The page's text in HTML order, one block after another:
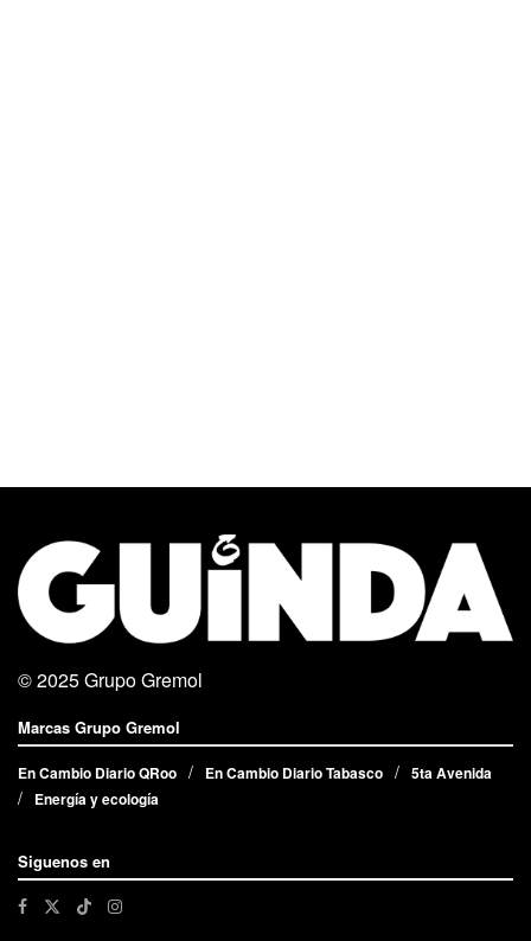
© 2025Grupo Gremol
Marcas Grupo Gremol
En Cambio Diario QRoo En Cambio Diario Tabasco
5ta Avenida
Energía y ecología
Siguenos en